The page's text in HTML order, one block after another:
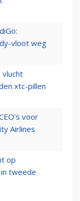
vloot weg
vlucht
xtc-pillen
voor
Airlines
op
tweede